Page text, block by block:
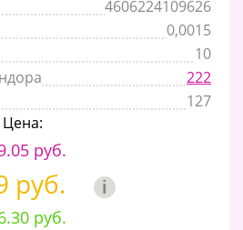
4606224109626
0,0015
10
222
127
Цена:
руб.
руб. i
руб.